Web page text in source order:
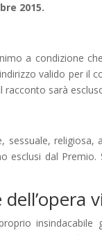
2015.
a condizione
valido per il
sarà
sessuale,
esclusi dal